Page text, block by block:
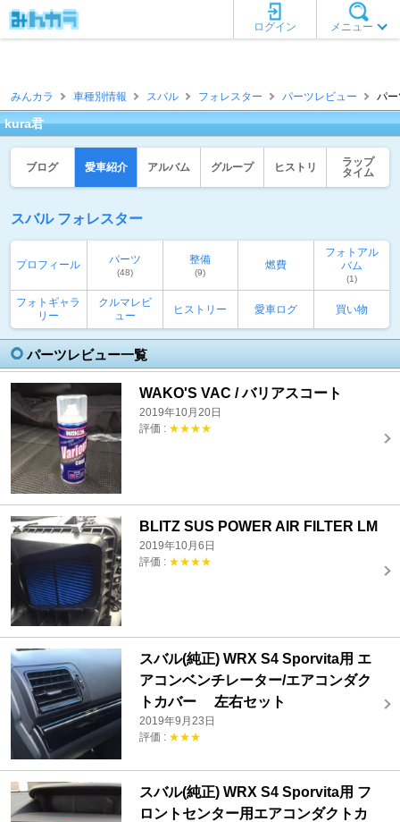
メニュー
ログイン
みんカラ 車種別情報 スバル フォレスター パーツレビュー パ
kura君
ブログ 愛車紹介 アルバム グループ ヒストリ
ラップ
タイム
スバル フォレスター
プロフィール パーツ
(48)
整備
(9)
燃費
フォトアル
バム
(1)
フォトギャラ
リー
クルマレビ
ュー
ヒストリー 愛車ログ 買い物
パーツレビュー一覧
WAKO'S VAC / バリアスコート
2019年10月20日
評価 : ★★★★
BLITZ SUS POWER AIR FILTER LM
2019年10月6日
評価 : ★★★★
スバル(純正) WRX S4 Sporvita用 エ
アコンベンチレーター/エアコンダク
トカバー 左右セット
2019年9月23日
評価 : ★★★
スバル(純正) WRX S4 Sporvita用 フ
ロントセンター用エアコンダクトカ